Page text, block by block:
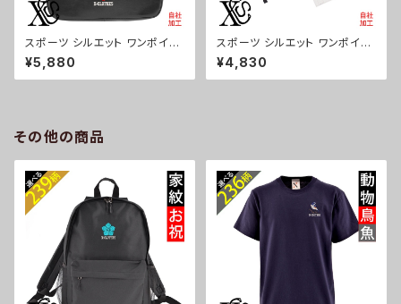
スポーツ シルエット ワンポイン
ト 刺繍上品なシボ感 横長ショル
ダーバッグ レディース ミニボス
トン 軽量 雑貨 グッズ 自社ブラ
¥5,880
スポーツ シルエット ワンポイン
ト 刺繍【形状記憶+自動開閉】
折りたたみ傘 レディース メンズ
55cm 晴雨兼用 UVカット99.
¥4,830
その他の商品